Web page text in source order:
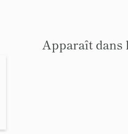
Apparaît dans